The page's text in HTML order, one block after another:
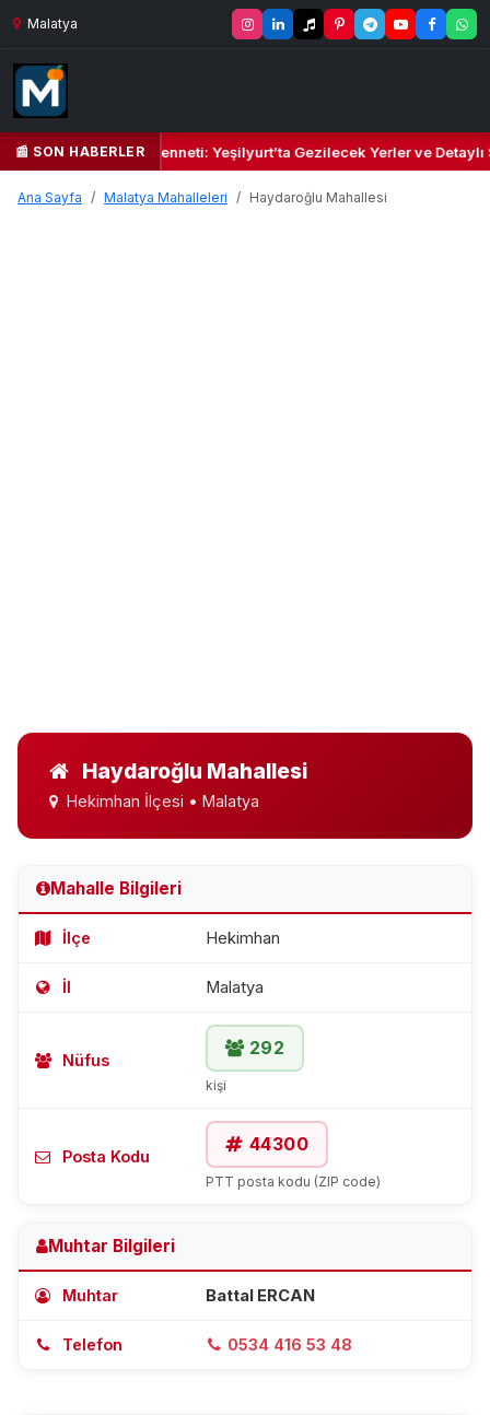
Malatya
📰 SON HABERLER
Yeşil Kalbi ve Kültür Cenneti: Yeşilyurt’ta Gezilecek Yerler ve Detaylı
Ana Sayfa Malatya Mahalleleri Haydaroğlu Mahallesi
Haydaroğlu Mahallesi
Hekimhan İlçesi • Malatya
Mahalle Bilgileri
İlçe Hekimhan
İl Malatya
Nüfus
292
kişi
Posta Kodu
44300
PTT posta kodu (ZIP code)
Muhtar Bilgileri
Muhtar Battal ERCAN
Telefon 0534 416 53 48